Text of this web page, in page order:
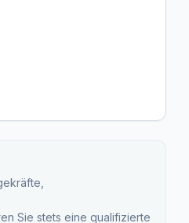
Sie stets eine qualifizierte